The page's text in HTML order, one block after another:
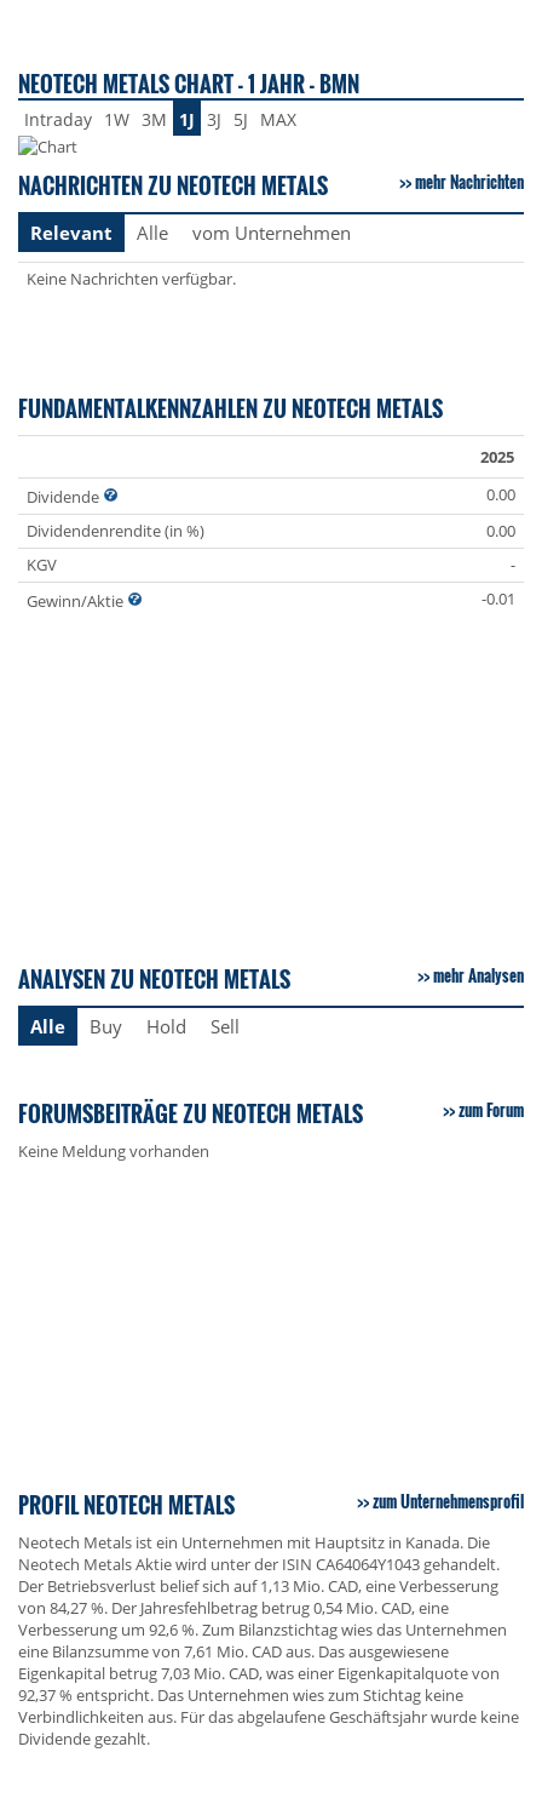
NEOTECH METALS CHART - 1 JAHR - BMN
Intraday 1W 3M 1J 3J 5J MAX
NACHRICHTEN ZU NEOTECH METALS mehr Nachrichten
Relevant Alle vom Unternehmen
Keine Nachrichten verfügbar.
FUNDAMENTALKENNZAHLEN ZU NEOTECH METALS
2025
Dividende
0.00
Dividendenrendite (in %)
0.00
KGV
-
Gewinn/Aktie
-0.01
ANALYSEN ZU NEOTECH METALS mehr Analysen
Alle Buy Hold Sell
FORUMSBEITRÄGE ZU NEOTECH METALS zum Forum
Keine Meldung vorhanden
PROFIL NEOTECH METALS zum Unternehmensprofil
Neotech Metals ist ein Unternehmen mit Hauptsitz in Kanada. Die
Neotech Metals Aktie wird unter der ISIN CA64064Y1043 gehandelt.
Der Betriebsverlust belief sich auf 1,13 Mio. CAD, eine Verbesserung
von 84,27 %. Der Jahresfehlbetrag betrug 0,54 Mio. CAD, eine
Verbesserung um 92,6 %. Zum Bilanzstichtag wies das Unternehmen
eine Bilanzsumme von 7,61 Mio. CAD aus. Das ausgewiesene
Eigenkapital betrug 7,03 Mio. CAD, was einer Eigenkapitalquote von
92,37 % entspricht. Das Unternehmen wies zum Stichtag keine
Verbindlichkeiten aus. Für das abgelaufene Geschäftsjahr wurde keine
Dividende gezahlt.